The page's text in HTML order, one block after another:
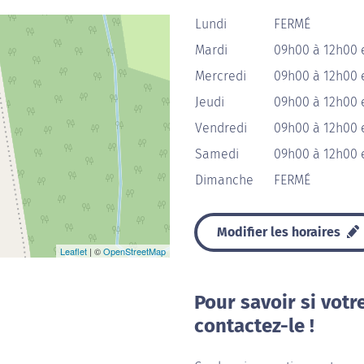
Leaflet | ©OpenStreetMap
Lundi
FERMÉ
Mardi
09h00 à 12h00
Mercredi
09h00 à 12h00
Jeudi
09h00 à 12h00
Vendredi
09h00 à 12h00
Samedi
09h00 à 12h00
Dimanche
FERMÉ
Modifier les horaires
Pour savoir si
contactez-le !